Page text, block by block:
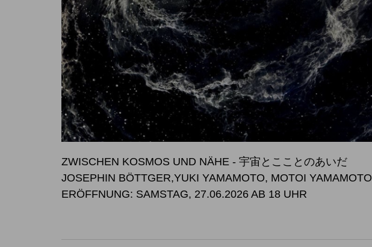
ZWISCHEN KOSMOS UND NÄHE - 宇宙とこことのあいだ
JOSEPHIN BÖTTGER,YUKI YAMAMOTO, MOTOI YAMAMOTO
ERÖFFNUNG: SAMSTAG, 27.06.2026 AB 18 UHR